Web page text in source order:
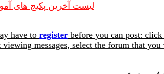
لیست آخرین پکیج های
have to register before you can post:
viewing messages, select the forum that